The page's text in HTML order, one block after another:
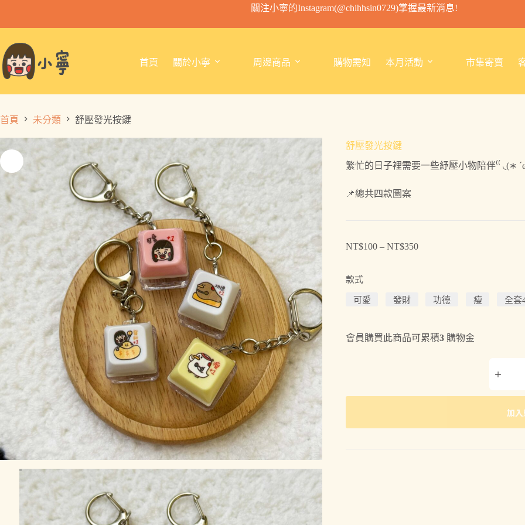
關注小寧的Instagram(@chihhsin0729)掌握最新消息!
首頁 關於小寧 周邊商品 購物需知 本月活動 市集寄賣
首頁 未分類 舒壓發光按鍵
舒壓發光按鍵
繁忙的日子裡需要一些紓壓小物陪伴⁽⁽ ◟(∗
📌總共四款圖案
NT$100 – NT$350
款式
可愛 發財 功德 瘦 全套
會員購買此商品可累積3購物金
加